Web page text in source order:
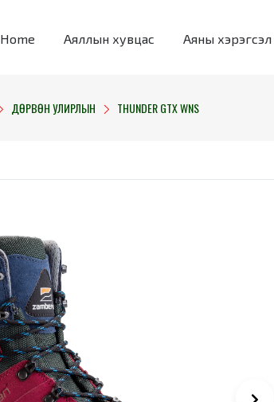
Home Аяллын хувцас Аяны хэрэгсэл
ДӨРВӨН УЛИРЛЫН THUNDER GTX WNS